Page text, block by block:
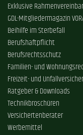
Exklusive
GDL-Mitgliedermagazin
Beihilfe im Sterbefall
Berufshaftpflicht
Berufsrechtsschutz
Familien- und
Freizeit- und
Ratgeber & Downloads
Technikbroschüren
Versichertenberater
Werbemittel